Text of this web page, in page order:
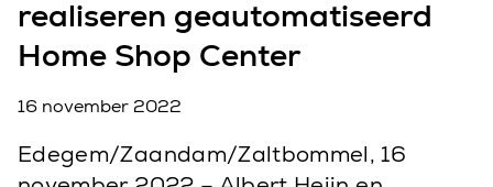
realiseren geautomatiseerd
Home Shop Center
16 november 2022
Edegem/Zaandam/Zaltbommel, 16